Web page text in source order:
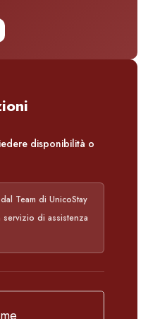
disponibilità o
Team di UnicoStay
di assistenza